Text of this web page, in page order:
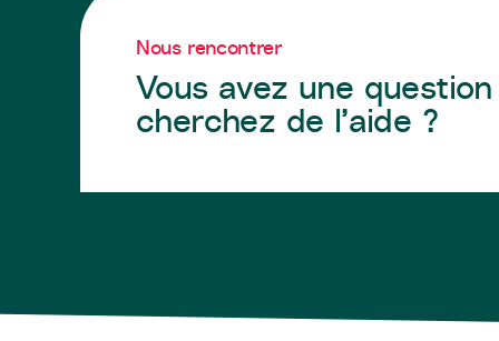
Nous rencontrer
Vous avez une
cherchez de l’aide ?